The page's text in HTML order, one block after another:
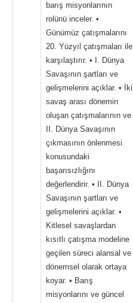
barış misyonlarının
rolünü inceler. •
Günümüz çatışmalarını
20. Yüzyıl çatışmaları ile
karşılaştırır. • I. Dünya
Savaşının şartları ve
gelişmelerini açıklar. • İki
savaş arası dönemin
oluşan çatışmalarının ve
II. Dünya Savaşının
çıkmasının önlenmesi
konusundaki
başarısızlığını
değerlendirir. • II. Dünya
Savaşının şartları ve
gelişmelerini açıklar. •
Kitlesel savaşlardan
kısıtlı çatışma modeline
geçilen süreci alansal ve
dönemsel olarak ortaya
koyar. • Barış
misyonlarını ve güncel